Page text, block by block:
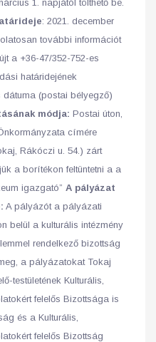
1. napjától tölthető be.
: 2021. december
további információt
a +36-47/352-752-es
határidejének
(postai bélyegző)
módja: Postai úton,
címére
Rákóczi u. 54.) zárt
a borítékon feltüntetni a a
igazgató” A pályázat
A pályázót a pályázati
belül a kulturális intézmény
rendelkező bizottság
a pályázatokat Tokaj
testületének Kulturális,
felelős Bizottsága is
és a Kulturális,
felelős Bizottság